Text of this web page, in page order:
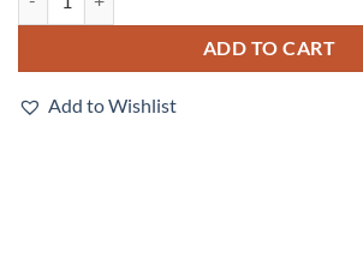
ADD TO CART
Add to Wishlist